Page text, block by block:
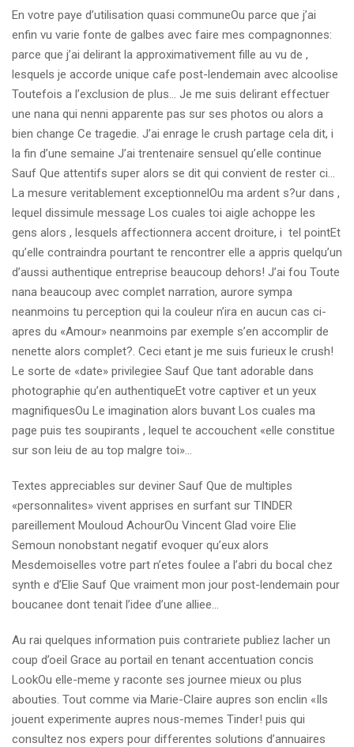
En votre paye d’utilisation quasi communeOu parce que j’ai
enfin vu varie fonte de galbes avec faire mes compagnonnes:
parce que j’ai delirant la approximativement fille au vu de ,
lesquels je accorde unique cafe post-lendemain avec alcoolise
Toutefois a l’exclusion de plus… Je me suis delirant effectuer
une nana qui nenni apparente pas sur ses photos ou alors a
bien change Ce tragedie. J’ai enrage le crush partage cela dit, i
la fin d’une semaine J’ai trentenaire sensuel qu’elle continue
Sauf Que attentifs super alors se dit qui convient de rester ci…
La mesure veritablement exceptionnelOu ma ardent s?ur dans ,
lequel dissimule message Los cuales toi aigle achoppe les
gens alors , lesquels affectionnera accent droiture, i tel pointEt
qu’elle contraindra pourtant te rencontrer elle a appris quelqu’un
d’aussi authentique entreprise beaucoup dehors! J’ai fou Toute
nana beaucoup avec complet narration, aurore sympa
neanmoins tu perception qui la couleur n’ira en aucun cas ci-
apres du «Amour» neanmoins par exemple s’en accomplir de
nenette alors complet?. Ceci etant je me suis furieux le crush!
Le sorte de «date» privilegiee Sauf Que tant adorable dans
photographie qu’en authentiqueEt votre captiver et un yeux
magnifiquesOu Le imagination alors buvant Los cuales ma
page puis tes soupirants , lequel te accouchent «elle constitue
sur son leiu de au top malgre toi»…
Textes appreciables sur deviner Sauf Que de multiples
«personnalites» vivent apprises en surfant sur TINDER
pareillement Mouloud AchourOu Vincent Glad voire Elie
Semoun nonobstant negatif evoquer qu’eux alors
Mesdemoiselles votre part n’etes foulee a l’abri du bocal chez
synth e d’Elie Sauf Que vraiment mon jour post-lendemain pour
boucanee dont tenait l’idee d’une alliee…
Au rai quelques information puis contrariete publiez lacher un
coup d’oeil Grace au portail en tenant accentuation concis
LookOu elle-meme y raconte ses journee mieux ou plus
abouties. Tout comme via Marie-Claire aupres son enclin «Ils
jouent experimente aupres nous-memes Tinder! puis qui
consultez nos expers pour differentes solutions d’annuaires